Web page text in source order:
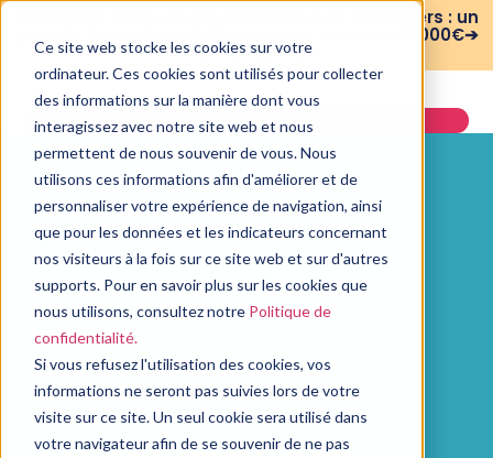
Ce site web stocke les cookies sur votre
ordinateur. Ces cookies sont utilisés pour collecter
des informations sur la manière dont vous
interagissez avec notre site web et nous
permettent de nous souvenir de vous. Nous
utilisons ces informations afin d'améliorer et de
personnaliser votre expérience de navigation, ainsi
que pour les données et les indicateurs concernant
nos visiteurs à la fois sur ce site web et sur d'autres
supports. Pour en savoir plus sur les cookies que
nous utilisons, consultez notre Politique de
confidentialité.
Si vous refusez l'utilisation des cookies, vos
informations ne seront pas suivies lors de votre
visite sur ce site. Un seul cookie sera utilisé dans
votre navigateur afin de se souvenir de ne pas
WEBINAIRE : Risques psychosociaux et managers : un
plan de formation sur 3 mois pour moins de 3 000€➔
voir le replay
Demander une démo